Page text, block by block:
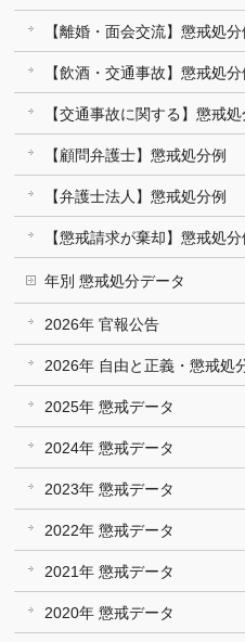
【離婚・面会交流】懲戒処分
【飲酒・交通事故】懲戒処分
【交通事故に関する】懲戒処
【顧問弁護士】懲戒処分例
【弁護士法人】懲戒処分例
【懲戒請求が棄却】懲戒処分
年別 懲戒処分データ
2026年 官報公告
2026年 自由と正義・懲戒処
2025年 懲戒データ
2024年 懲戒データ
2023年 懲戒データ
2022年 懲戒データ
2021年 懲戒データ
2020年 懲戒データ